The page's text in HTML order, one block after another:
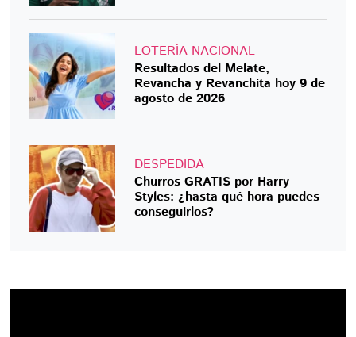
LOTERÍA NACIONAL
Resultados del Melate,
Revancha y Revanchita hoy 9 de
agosto de 2026
DESPEDIDA
Churros GRATIS por Harry
Styles: ¿hasta qué hora puedes
conseguirlos?